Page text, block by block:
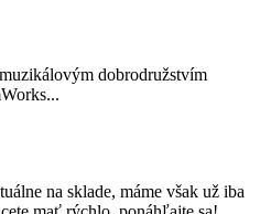
dobrodružstvím
na sklade, máme však už iba